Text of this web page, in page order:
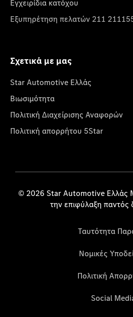
Εγχειρίδια κατόχου
Εξυπηρέτηση πελατών 211
Σχετικά με μας
Star Automotive Ελλάς
Βιωσιμότητα
Πολιτική Διαχείρισης Αναφορών
Πολιτική απορρήτου 5Star
© 2026 Star Automotive
την επιφύλαξη παντός
Ταυτότητα
Νομικές
Πολιτική
Social